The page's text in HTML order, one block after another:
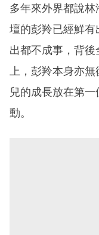
多年來外界都說
壇的彭羚已經鮮
出都不成事，背
上，彭羚本身亦
兒的成長放在第
動。